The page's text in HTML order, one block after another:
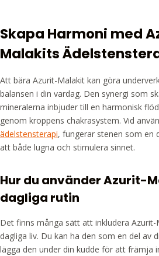
Skapa Harmoni med
Malakits
Att bära Azurit-Malakit kan göra
balansen i din vardag. Den synergi som
mineralerna inbjuder till en harmonisk
genom kroppens chakrasystem. Vid
ädelstensterapi, fungerar stenen som en
att både lugna och stimulera sinnet.
Hur du använder Azurit-
dagliga rutin
Det finns många sätt att inkludera
dagliga liv. Du kan ha den som en del av
lägga den under din kudde för att främja